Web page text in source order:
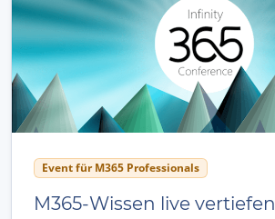
Event für M365 Professionals
M365-Wissen live vertiefen